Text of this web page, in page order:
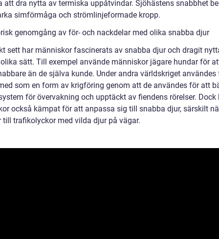
att dra nytta av termiska uppåtvindar. Sjöhästens snabbhet
simförmåga och strömlinjeformade kropp.
genomgång av för- och nackdelar med olika snabba djur
sett har människor fascinerats av snabba djur och dragit
sätt. Till exempel använde människor jägare hundar för
än de själva kunde. Under andra världskriget användes
som en form av krigföring genom att de användes för att
för övervakning och upptäckt av fiendens rörelser. Dock
också kämpat för att anpassa sig till snabba djur, särskilt
till trafikolyckor med vilda djur på vägar.